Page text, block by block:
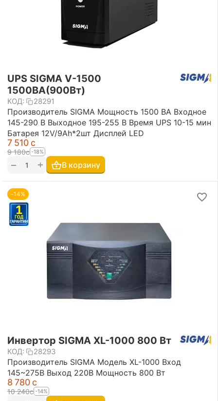
UPS SIGMA V-1500
1500ВА(900Вт)
КОД: 28291
Производитель SIGMA Мощность 1500 ВА Входное
145-290 В Выходное 195-255 В Время UPS 10-15 мин
Батарея 12V/9Ah*2шт Дисплей LED
7 510 с
9 180с -18%
+
− В корзину
-14%
Инвертор SIGMA XL-1000 800 Вт
КОД: 28293
Производитель SIGMA Модель XL-1000 Вход
145~275В Выход 220В Мощность 800 Вт
8 780 с
10 240с -14%